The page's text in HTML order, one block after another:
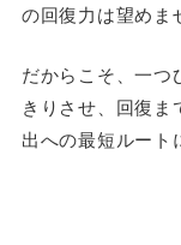
の回復力は望めま
だからこそ、一つ
きりさせ、回復
出への最短ルート